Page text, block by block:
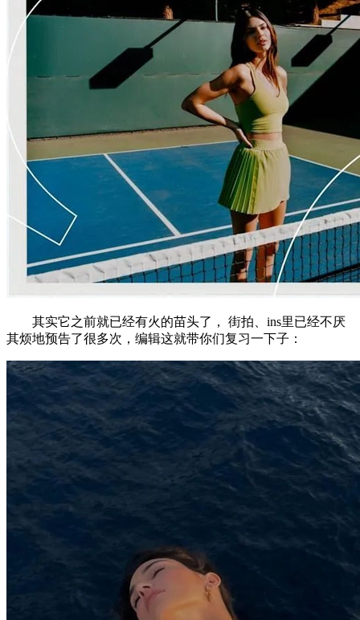
其实它之前就已经有火的苗头了， 街拍、ins里已经不厌
其烦地预告了很多次，编辑这就带你们复习一下子：